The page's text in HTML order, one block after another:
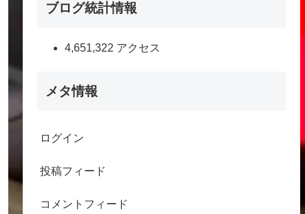
ブログ統計情報
4,651,322 アクセス
メタ情報
ログイン
投稿フィード
コメントフィード